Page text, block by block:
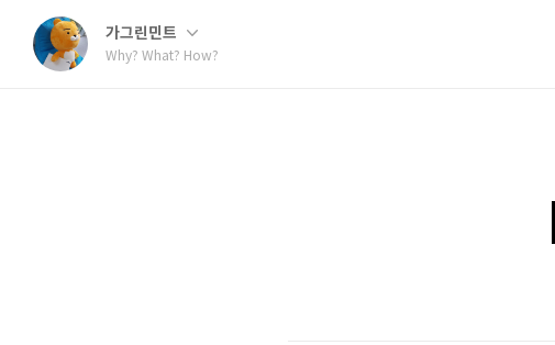
가그린민트
Why? What? How?